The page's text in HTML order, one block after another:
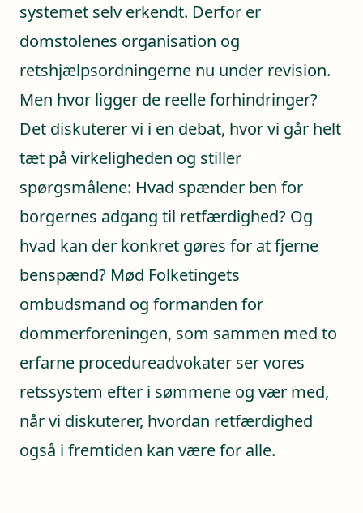
systemet selv erkendt. Derfor er
domstolenes organisation og
retshjælpsordningerne nu under revision.
Men hvor ligger de reelle forhindringer?
Det diskuterer vi i en debat, hvor vi går helt
tæt på virkeligheden og stiller
spørgsmålene: Hvad spænder ben for
borgernes adgang til retfærdighed? Og
hvad kan der konkret gøres for at fjerne
benspænd? Mød Folketingets
ombudsmand og formanden for
dommerforeningen, som sammen med to
erfarne procedureadvokater ser vores
retssystem efter i sømmene og vær med,
når vi diskuterer, hvordan retfærdighed
også i fremtiden kan være for alle.